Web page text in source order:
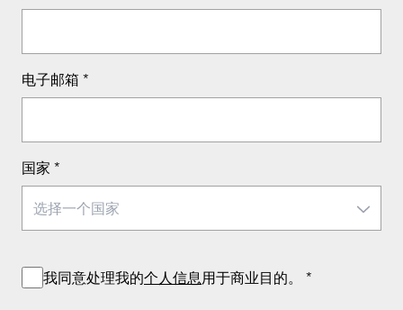
电子邮箱 *
国家 *
我同意处理我的个人信息 用于商业目的。 *